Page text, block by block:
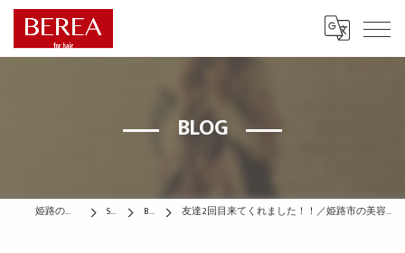
BLOG
姫路の美容院はBEREA STAFF BLOG 友達2回目来てくれました！！／姫路市の美容院／美容室／ヘアサロン ｜姫路の美容院 Berea（ベレア）